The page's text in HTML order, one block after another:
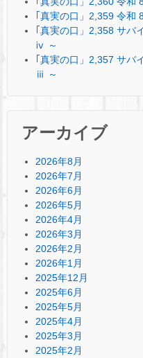
｢真実の口」2,359 令和
｢真実の口」2,358 サ
ⅳ ～
｢真実の口」2,357 サ
ⅲ ～
アーカイブ
2026年8月
2026年7月
2026年6月
2026年5月
2026年4月
2026年3月
2026年2月
2026年1月
2025年12月
2025年6月
2025年5月
2025年4月
2025年3月
2025年2月